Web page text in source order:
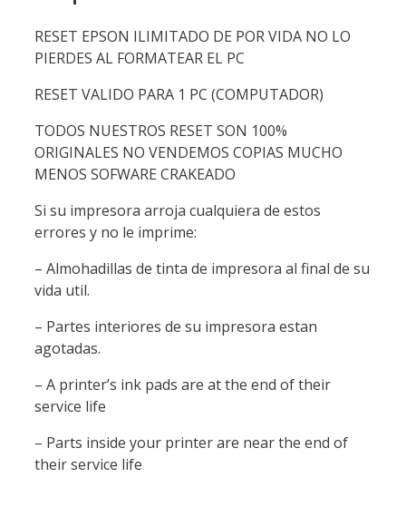
RESET EPSON ILIMITADO DE POR VIDA NO LO
PIERDES AL FORMATEAR EL PC
RESET VALIDO PARA 1 PC (COMPUTADOR)
TODOS NUESTROS RESET SON 100%
ORIGINALES NO VENDEMOS COPIAS MUCHO
MENOS SOFWARE CRAKEADO
Si su impresora arroja cualquiera de estos
errores y no le imprime:
– Almohadillas de tinta de impresora al final de su
vida util.
– Partes interiores de su impresora estan
agotadas.
– A printer’s ink pads are at the end of their
service life
– Parts inside your printer are near the end of
their service life